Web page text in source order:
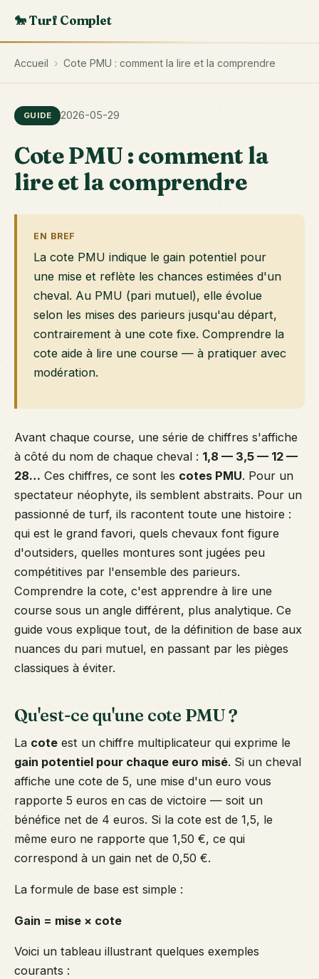
🐎 Turf Complet
Accueil › Cote PMU : comment la lire et la comprendre
GUIDE 2026-05-29
Cote PMU : comment la
lire et la comprendre
EN BREF
La cote PMU indique le gain potentiel pour
une mise et reflète les chances estimées d'un
cheval. Au PMU (pari mutuel), elle évolue
selon les mises des parieurs jusqu'au départ,
contrairement à une cote fixe. Comprendre la
cote aide à lire une course — à pratiquer avec
modération.
Avant chaque course, une série de chiffres s'affiche
à côté du nom de chaque cheval : 1,8 — 3,5 — 12 —
28… Ces chiffres, ce sont les cotes PMU. Pour un
spectateur néophyte, ils semblent abstraits. Pour un
passionné de turf, ils racontent toute une histoire :
qui est le grand favori, quels chevaux font figure
d'outsiders, quelles montures sont jugées peu
compétitives par l'ensemble des parieurs.
Comprendre la cote, c'est apprendre à lire une
course sous un angle différent, plus analytique. Ce
guide vous explique tout, de la définition de base aux
nuances du pari mutuel, en passant par les pièges
classiques à éviter.
Qu'est-ce qu'une cote PMU ?
La cote est un chiffre multiplicateur qui exprime le
gain potentiel pour chaque euro misé. Si un cheval
affiche une cote de 5, une mise d'un euro vous
rapporte 5 euros en cas de victoire — soit un
bénéfice net de 4 euros. Si la cote est de 1,5, le
même euro ne rapporte que 1,50 €, ce qui
correspond à un gain net de 0,50 €.
La formule de base est simple :
Gain = mise × cote
Voici un tableau illustrant quelques exemples
courants :